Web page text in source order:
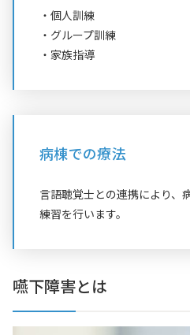
・個人訓練
・グループ訓練
・家族指導
病棟での療法
言語聴覚士との連携により、
練習を行います。
嚥下障害とは